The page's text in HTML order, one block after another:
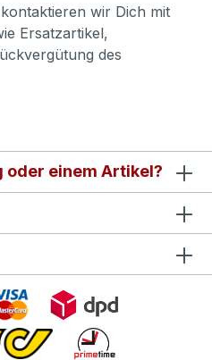
wir Dich mit
Ersatzartikel,
des
oder einem Artikel?